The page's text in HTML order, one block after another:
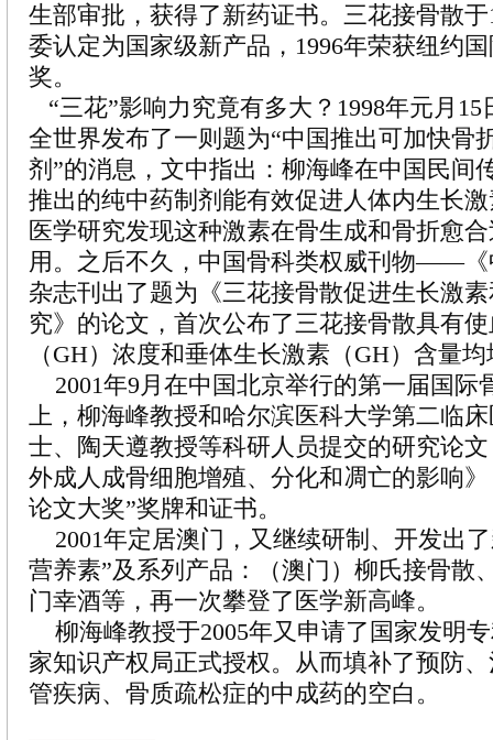
生部审批，获得了新药证书。三花接骨散
委认定为国家级新产品，1996年荣获纽约
奖。
“三花”影响力究竟有多大？1998年元月
全世界发布了一则题为“中国推出可加快骨
剂”的消息，文中指出：柳海峰在中国民间
推出的纯中药制剂能有效促进人体内生长
医学研究发现这种激素在骨生成和骨折愈
用。之后不久，中国骨科类权威刊物——《
杂志刊出了题为《三花接骨散促进生长激
究》的论文，首次公布了三花接骨散具有
（GH）浓度和垂体生长激素（GH）含量
2001年9月在中国北京举行的第一届国际
上，柳海峰教授和哈尔滨医科大学第二临
士、陶天遵教授等科研人员提交的研究论
外成人成骨细胞增殖、分化和凋亡的影响
论文大奖”奖牌和证书。
2001年定居澳门，又继续研制、开发出
营养素”及系列产品：（澳门）柳氏接骨散
门幸酒等，再一次攀登了医学新高峰。
柳海峰教授于2005年又申请了国家发明
家知识产权局正式授权。从而填补了预防
管疾病、骨质疏松症的中成药的空白。